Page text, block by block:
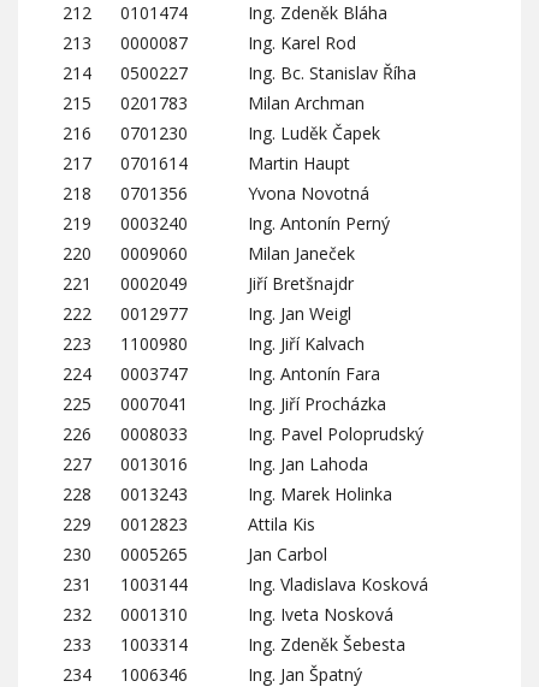
212
0101474
Ing. Zdeněk Bláha
213
0000087
Ing. Karel Rod
214
0500227
Ing. Bc. Stanislav Říha
215
0201783
Milan Archman
216
0701230
Ing. Luděk Čapek
217
0701614
Martin Haupt
218
0701356
Yvona Novotná
219
0003240
Ing. Antonín Perný
220
0009060
Milan Janeček
221
0002049
Jiří Bretšnajdr
222
0012977
Ing. Jan Weigl
223
1100980
Ing. Jiří Kalvach
224
0003747
Ing. Antonín Fara
225
0007041
Ing. Jiří Procházka
226
0008033
Ing. Pavel Poloprudský
227
0013016
Ing. Jan Lahoda
228
0013243
Ing. Marek Holinka
229
0012823
Attila Kis
230
0005265
Jan Carbol
231
1003144
Ing. Vladislava Kosková
232
0001310
Ing. Iveta Nosková
233
1003314
Ing. Zdeněk Šebesta
234
1006346
Ing. Jan Špatný